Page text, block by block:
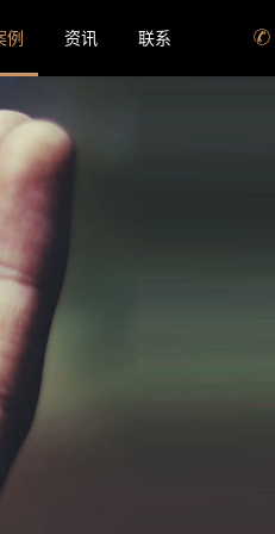
例 资讯 联系